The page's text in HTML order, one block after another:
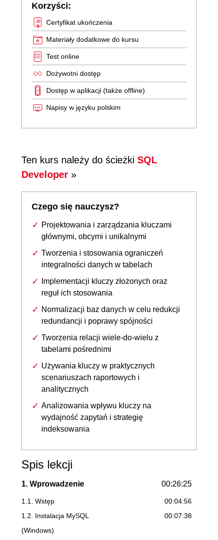
Korzyści:
Certyfikat ukończenia
Materiały dodatkowe do kursu
Test online
Dożywotni dostęp
Dostęp w aplikacji (także offline)
Napisy w języku polskim
Ten kurs należy do ścieżki SQL
Developer »
Czego się nauczysz?
Projektowania i zarządzania kluczami
głównymi, obcymi i unikalnymi
Tworzenia i stosowania ograniczeń
integralności danych w tabelach
Implementacji kluczy złożonych oraz
reguł ich stosowania
Normalizacji baz danych w celu redukcji
redundancji i poprawy spójności
Tworzenia relacji wiele-do-wielu z
tabelami pośrednimi
Używania kluczy w praktycznych
scenariuszach raportowych i
analitycznych
Analizowania wpływu kluczy na
wydajność zapytań i strategię
indeksowania
Spis lekcji
1. Wprowadzenie 00:26:25
1.1. Wstęp
00:04:56
1.2. Instalacja MySQL
(Windows)
00:07:38